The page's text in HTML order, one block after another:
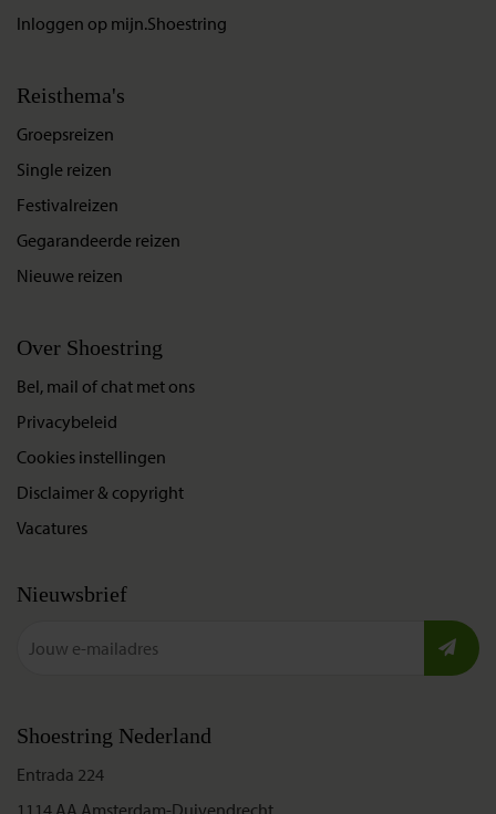
Inloggen op mijn.Shoestring
Reisthema's
Groepsreizen
Single reizen
Festivalreizen
Gegarandeerde reizen
Nieuwe reizen
Over Shoestring
Bel, mail of chat met ons
Privacybeleid
Cookies instellingen
Disclaimer & copyright
Vacatures
Nieuwsbrief
Shoestring Nederland
Entrada 224
1114 AA Amsterdam-Duivendrecht